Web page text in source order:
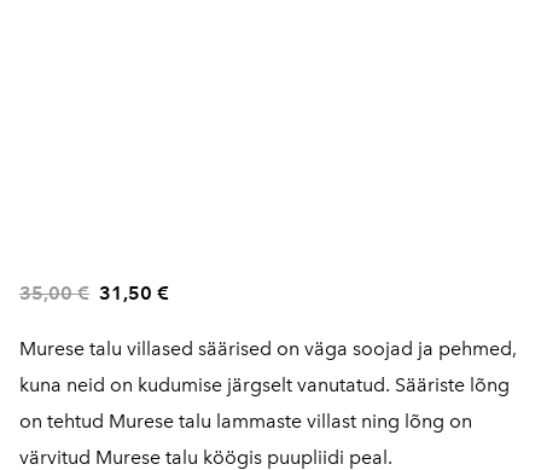
35,00 € 31,50 €
Murese talu villased säärised on väga soojad ja pehmed,
kuna neid on kudumise järgselt vanutatud. Sääriste lõng
on tehtud Murese talu lammaste villast ning lõng on
värvitud Murese talu köögis puupliidi peal.